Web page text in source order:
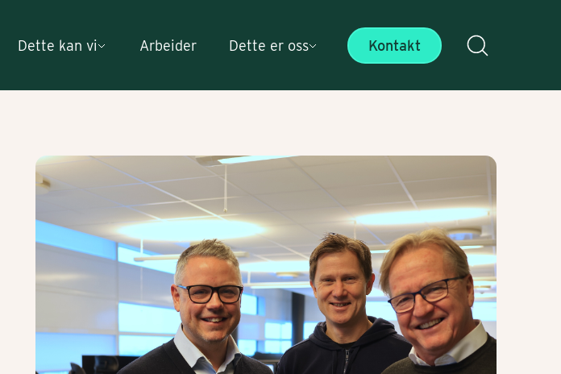
Dette kan vi Arbeider Dette er oss Kontakt